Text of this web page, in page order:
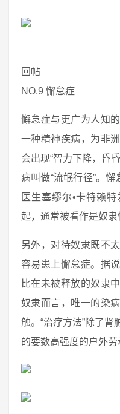
回帖
NO.9 懈怠症
懈怠症与更广为人知
一种精神疾病，为非
会出现“智力下降，昏
病叫做“流氓行径”。懈
医生塞缪尔•卡特赖
起，通常被看作是奴隶
另外，对待奴隶既不
容易患上懈怠症。据
比在未被释放的奴隶
奴隶而言，唯一的染
触。“治疗方法”除了
的要数高强度的户外劳